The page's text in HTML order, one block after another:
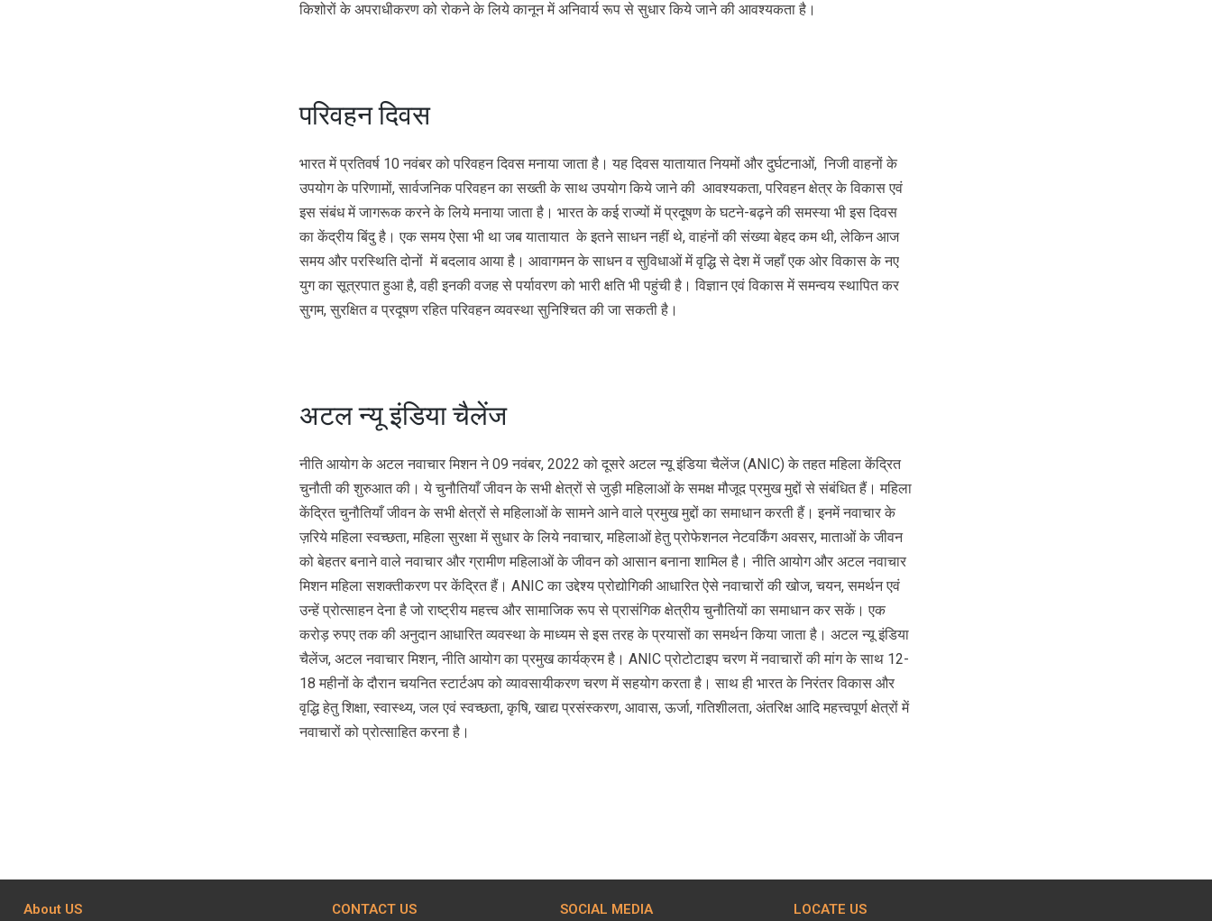
किशोरों के अपराधीकरण को रोकने के लिये कानून में अनिवार्य रूप से सुधार किये जाने की आवश्यकता है।
परिवहन दिवस
भारत में प्रतिवर्ष 10 नवंबर को परिवहन दिवस मनाया जाता है। यह दिवस यातायात नियमों और दुर्घटनाओं, निजी वाहनों के
उपयोग के परिणामों, सार्वजनिक परिवहन का सख्ती के साथ उपयोग किये जाने की आवश्यकता, परिवहन क्षेत्र के विकास एवं
इस संबंध में जागरूक करने के लिये मनाया जाता है। भारत के कई राज्यों में प्रदूषण के घटने-बढ़ने की समस्या भी इस दिवस
का केंद्रीय बिंदु है। एक समय ऐसा भी था जब यातायात के इतने साधन नहीं थे, वाहंनों की संख्या बेहद कम थी, लेकिन आज
समय और परस्थिति दोनों में बदलाव आया है। आवागमन के साधन व सुविधाओं में वृद्धि से देश में जहाँ एक ओर विकास के नए
युग का सूत्रपात हुआ है, वही इनकी वजह से पर्यावरण को भारी क्षति भी पहुंची है। विज्ञान एवं विकास में समन्वय स्थापित कर
सुगम, सुरक्षित व प्रदूषण रहित परिवहन व्यवस्था सुनिश्चित की जा सकती है।
अटल न्‍यू इंडिया चैलेंज
नीति आयोग के अटल नवाचार मिशन ने 09 नवंबर, 2022 को दूसरे अटल न्‍यू इंडिया चैलेंज (ANIC) के तहत महिला केंद्रित
चुनौती की शुरुआत की। ये चुनौतियाँ जीवन के सभी क्षेत्रों से जुड़ी महिलाओं के समक्ष मौजूद प्रमुख मुद्दों से संबंधित हैं। महिला
केंद्रित चुनौतियाँ जीवन के सभी क्षेत्रों से महिलाओं के सामने आने वाले प्रमुख मुद्दों का समाधान करती हैं। इनमें नवाचार के
ज़रिये महिला स्‍वच्‍छता, महिला सुरक्षा में सुधार के लिये नवाचार, महिलाओं हेतु प्रोफेशनल नेटवर्किंग अवसर, माताओं के जीवन
को बेहतर बनाने वाले नवाचार और ग्रामीण महिलाओं के जीवन को आसान बनाना शामिल है। नीति आयोग और अटल नवाचार
मिशन महिला सशक्तीकरण पर केंद्रित हैं। ANIC का उद्देश्‍य प्रोद्योगिकी आधारित ऐसे नवाचारों की खोज, चयन, समर्थन एवं
उन्हें प्रोत्‍साहन देना है जो राष्‍ट्रीय महत्त्व और सामाजिक रूप से प्रासंगिक क्षेत्रीय चुनौतियों का समाधान कर सकें। एक
करोड़ रुपए तक की अनुदान आधारित व्‍यवस्‍था के माध्‍यम से इस तरह के प्रयासों का समर्थन किया जाता है। अटल न्यू इंडिया
चैलेंज, अटल नवाचार मिशन, नीति आयोग का प्रमुख कार्यक्रम है। ANIC प्रोटोटाइप चरण में नवाचारों की मांग के साथ 12-
18 महीनों के दौरान चयनित स्टार्टअप को व्यावसायीकरण चरण में सहयोग करता है। साथ ही भारत के निरंतर विकास और
वृद्धि हेतु शिक्षा, स्वास्थ्य, जल एवं स्वच्छता, कृषि, खाद्य प्रसंस्करण, आवास, ऊर्जा, गतिशीलता, अंतरिक्ष आदि महत्त्वपूर्ण क्षेत्रों में
नवाचारों को प्रोत्साहित करना है।
About US CONTACT US SOCIAL MEDIA LOCATE US